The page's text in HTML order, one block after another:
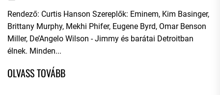
Rendező: Curtis Hanson Szereplők: Eminem, Kim Basinger,
Brittany Murphy, Mekhi Phifer, Eugene Byrd, Omar Benson
Miller, De’Angelo Wilson - Jimmy és barátai Detroitban
élnek. Minden...